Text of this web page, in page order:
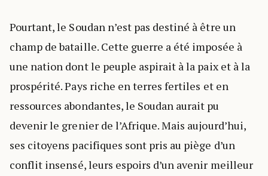
Pourtant, le Soudan n’est pas destiné à être un
champ de bataille. Cette guerre a été imposée à
une nation dont le peuple aspirait à la paix et à la
prospérité. Pays riche en terres fertiles et en
ressources abondantes, le Soudan aurait pu
devenir le grenier de l’Afrique. Mais aujourd’hui,
ses citoyens pacifiques sont pris au piège d’un
conflit insensé, leurs espoirs d’un avenir meilleur